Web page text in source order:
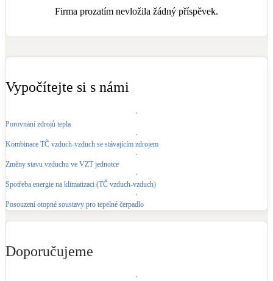
Rekonstrukce
Kotle
Žaluzie, markýzy, pergoly
Šedá i černá odpadní voda
Firma prozatím nevložila žádný příspěvek.
Vypočítejte si s námi
Porovnání zdrojů tepla
Kombinace TČ vzduch-vzduch se stávajícím zdrojem
Změny stavu vzduchu ve VZT jednotce
Spotřeba energie na klimatizaci (TČ vzduch-vzduch)
Posouzení otopné soustavy pro tepelné čerpadlo
Doporučujeme